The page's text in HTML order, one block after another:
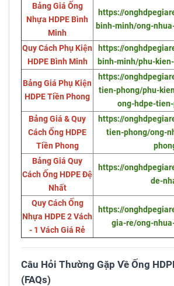
Bảng Giá Ống
Nhựa HDPE Bình
Minh
https://
binh-minh/ong-
Quy Cách Phụ Kiện
HDPE Bình Minh
https://
binh-minh/phu-
Bảng Giá Phụ Kiện
HDPE Tiền Phong
https://
tien-phong/phu-
ong-hdpe-
Bảng Giá & Quy
Cách Ống HDPE
Tiền Phong
https://
tien-phong/ong-
Bảng Giá Quy
Cách Ống HDPE Đệ
Nhất
https://
de-
Quy Cách Ống
Nhựa HDPE 2 Vách
- 1 Vách Giá Rẻ
https://
gia-re/ong-
Câu Hỏi Thường Gặp Về Ống
(FAQs)